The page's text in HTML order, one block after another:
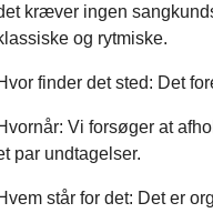
kræver ingen
og rytmiske.
finder det sted: Det
Vi forsøger at
par undtagelser.
står for det: Det er